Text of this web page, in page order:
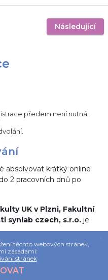
Následující
předem není nutná.
absolvovat krátký online
2 pracovních dnů po
UK v Plzni, Fakultní
synlab czech, s.r.o. je
pro ostatní uživatele je
Informace o platbách a
těchto webových stránek,
zásadami:
stránek